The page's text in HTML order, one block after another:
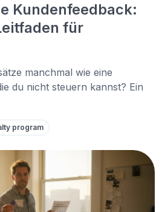
Kundenfeedback:
für
manchmal wie eine
du nicht steuern kannst? Ein
program